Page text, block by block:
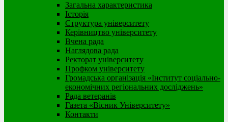
Загальна характеристика
Історія
Структура університету
Керівництво університету
Вчена рада
Наглядова рада
Ректорат університету
Профком університету
Громадська організація «Інститут соціально-
економічних регіональних досліджень»
Рада ветеранів
Газета «Вісник Університету»
Контакти